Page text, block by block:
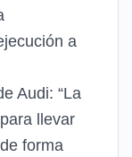
a
Audi: “La
llevar
forma